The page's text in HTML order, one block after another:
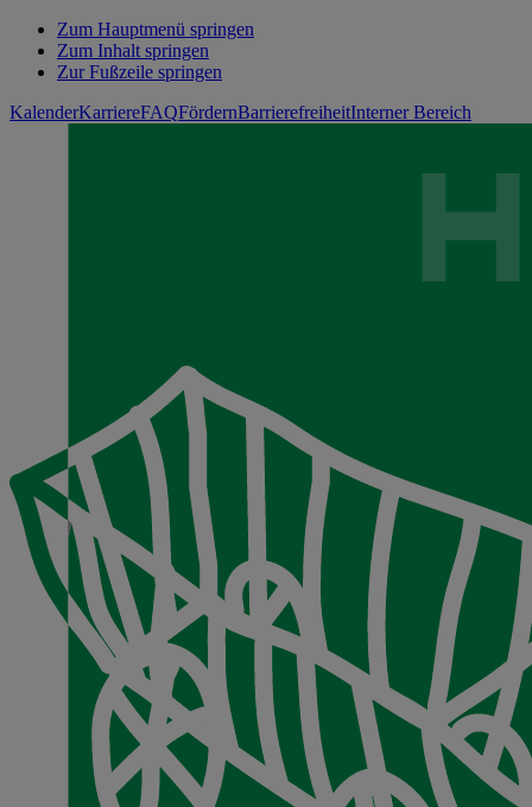
Zum Hauptmenü springen
Zum Inhalt springen
Zur Fußzeile springen
KalenderKarriereFAQFördernBarrierefreiheitInterner Bereich